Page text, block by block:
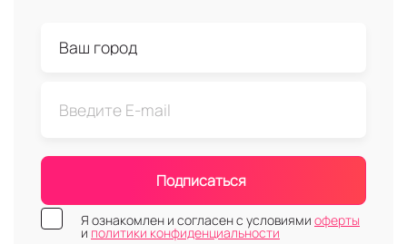
Подписаться
Я ознакомлен и согласен с условиями оферты
и политики конфиденциальности